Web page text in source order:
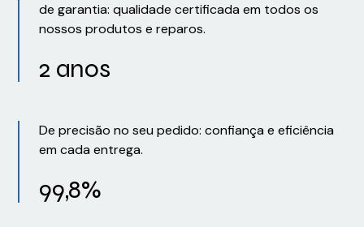
de garantia: qualidade certificada em todos os
nossos produtos e reparos.
2 anos
De precisão no seu pedido: confiança e eficiência
em cada entrega.
99,8%